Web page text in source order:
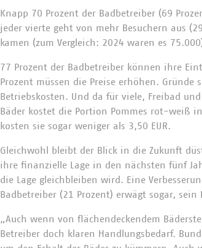
Knapp 70 Prozent der Badbetreiber (69
jeder vierte geht von mehr Besuchern aus
kamen (zum Vergleich: 2024 waren es
77 Prozent der Badbetreiber können ihre
Prozent müssen die Preise erhöhen.
Betriebskosten. Und da für viele, Freibad
Bäder kostet die Portion Pommes rot-weiß
kosten sie sogar weniger als 3,50 EUR.
Gleichwohl bleibt der Blick in die Zukunft
ihre finanzielle Lage in den nächsten fünf
die Lage gleichbleiben wird. Eine
Badbetreiber (21 Prozent) erwägt sogar,
„Auch wenn von flächendeckendem
Betreiber doch klaren Handlungsbedarf.